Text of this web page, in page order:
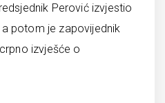
Perović izvjestio
potom je zapovijednik
izvješće o